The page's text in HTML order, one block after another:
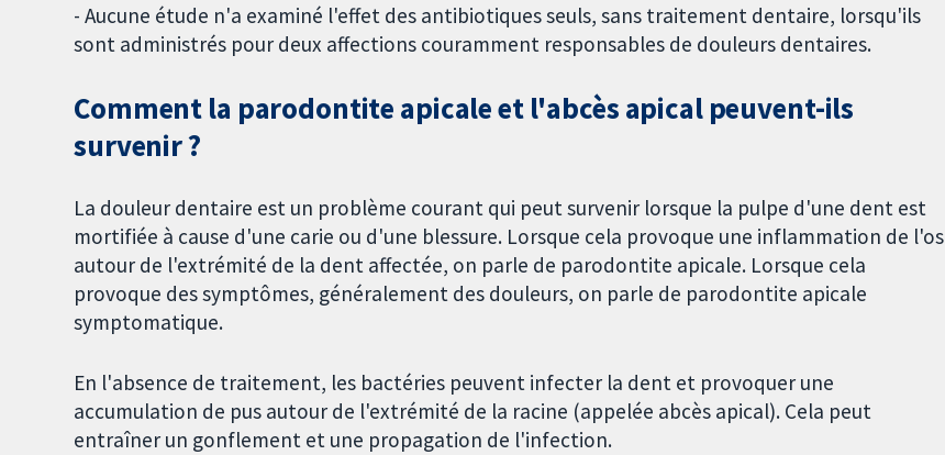
- Aucune étude n'a examiné l'effet des antibiotiques seuls, sans traitement dentaire, lorsqu'ils
sont administrés pour deux affections couramment responsables de douleurs dentaires.
Comment la parodontite apicale et l'abcès apical peuvent-ils
survenir ?
La douleur dentaire est un problème courant qui peut survenir lorsque la pulpe d'une dent est
mortifiée à cause d'une carie ou d'une blessure. Lorsque cela provoque une inflammation de l'os
autour de l'extrémité de la dent affectée, on parle de parodontite apicale. Lorsque cela
provoque des symptômes, généralement des douleurs, on parle de parodontite apicale
symptomatique.
En l'absence de traitement, les bactéries peuvent infecter la dent et provoquer une
accumulation de pus autour de l'extrémité de la racine (appelée abcès apical). Cela peut
entraîner un gonflement et une propagation de l'infection.